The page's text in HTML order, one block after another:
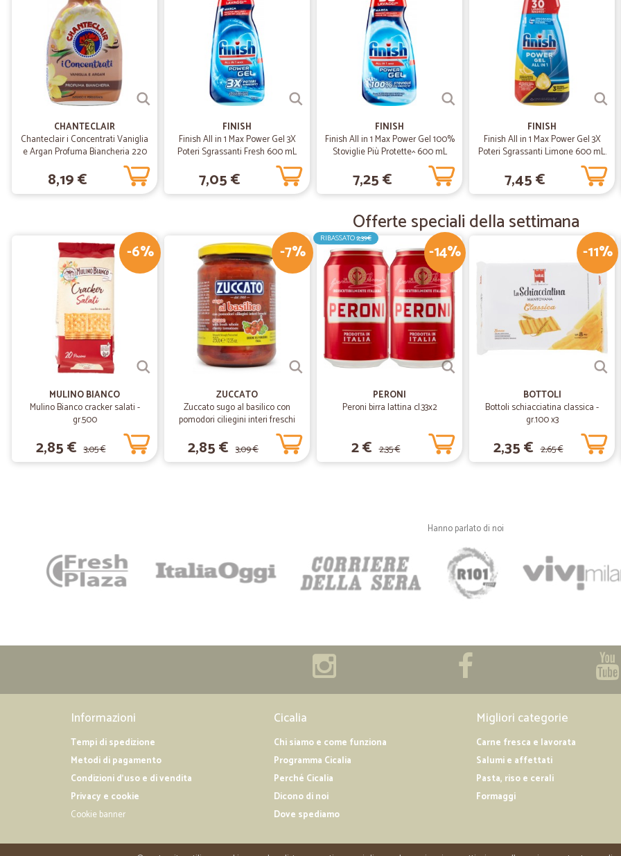
Spedizione super veloce
Spedizione super veloce
—
Bravissimi competenti e
PRODOTTI SELEZIONATI
OTTIMA, SPEDIZIONE VELOCE.
Costantino V.
Grazie sono sodisfatissimo
Grazie sono sodisfatissimo, del
premura, per la vostra, velocità
per me voi di Cicalia mi avete
una buona pubblicità, anche
Costantino
CHANTECLAIR
Chanteclair i Concentrati Vaniglia
e Argan Profuma Biancheria 220
8,19 €
FINISH
Finish All in 1 Max Power Gel 3X
Poteri Sgrassanti Fresh 600 mL
7,05 €
FINISH
Finish All in 1 Max Power Gel 100%
Stoviglie Più Protette^ 600 mL
7,25 €
FINISH
Finish All in 1 Max Power Gel 3X
Poteri Sgrassanti Limone 600 mL.
7,45 €
Offerte speciali della settimana
-6%
MULINO BIANCO
Mulino Bianco cracker salati -
gr.500
2,85 € 3,05 €
-7%
ZUCCATO
Zuccato sugo al basilico con
pomodori ciliegini interi freschi
2,85 € 3,09 €
-14%
RIBASSATO2,39€
PERONI
Peroni birra lattina cl.33x2
2 € 2,35 €
-11%
BOTTOLI
Bottoli schiacciatina classica -
gr.100 x3
2,35 € 2,65 €
Hanno parlato di noi
Informazioni
Tempi di spedizione
Metodi di pagamento
Condizioni d'uso e di vendita
Privacy e cookie
Cookie banner
Cicalia
Chi siamo e come funziona
Programma Cicalia
Perché Cicalia
Dicono di noi
Dove spediamo
Migliori categorie
Carne fresca e lavorata
Salumi e affettati
Pasta, riso e cerali
Formaggi